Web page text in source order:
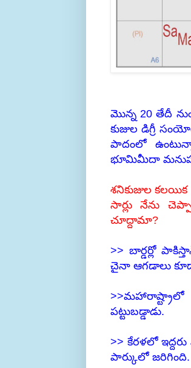
మొన్న 20 తేదీ
కుజుల డిగ్రీ
పాదంలో
భూమిమీదా
శనికుజుల
సార్లు నేను
చూద్దామా?
>> బార్డర్లో
చైనా ఆగడాలు
పట్టుబడ్డాడు.
>> కేరళలో
పార్కులో